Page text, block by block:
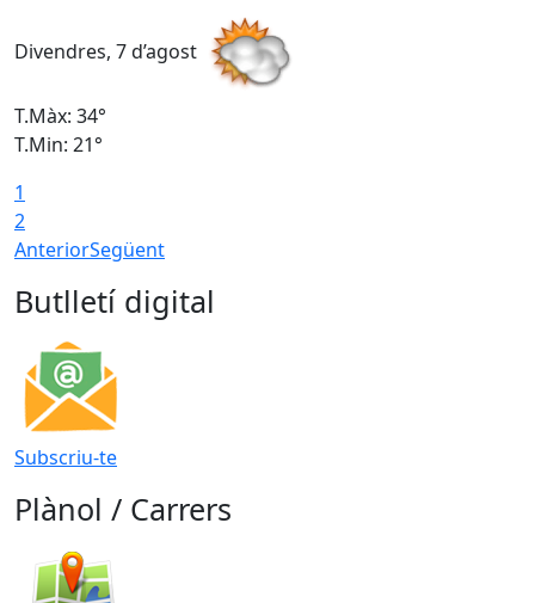
Divendres, 7 d’agost
T.Màx: 34°
T.Min: 21°
1
2
AnteriorSegüent
Butlletí digital
Subscriu-te
Plànol / Carrers